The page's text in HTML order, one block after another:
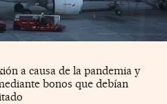
a causa de la pandemia y
bonos que debían